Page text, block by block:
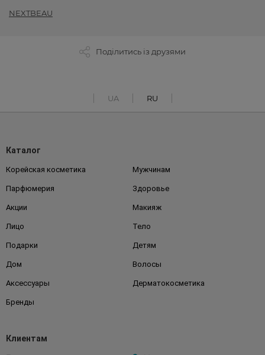
NEXTBEAU
Поділитись із друзями
UA RU
Каталог
Корейская косметика Мужчинам
Парфюмерия Здоровье
Акции Макияж
Лицо Тело
Подарки Детям
Дом Волосы
Аксессуары Дерматокосметика
Бренды
Клиентам